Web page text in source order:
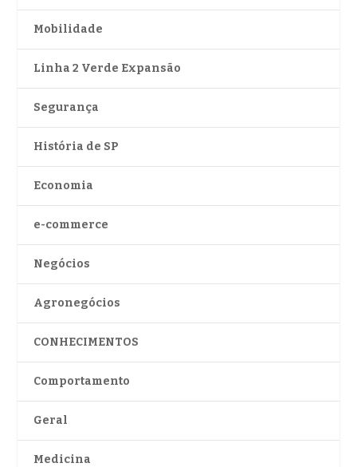
Mobilidade
Linha 2 Verde Expansão
Segurança
História de SP
Economia
e-commerce
Negócios
Agronegócios
CONHECIMENTOS
Comportamento
Geral
Medicina